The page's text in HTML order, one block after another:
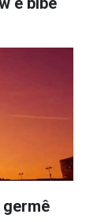
germê